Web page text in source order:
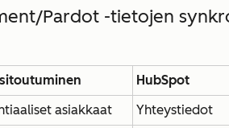
Pardot -tietojen
HubSpot
asiakkaat
Yhteystiedot